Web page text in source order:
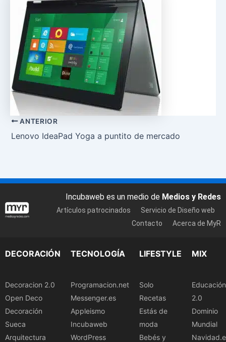
ANTERIOR
Lenovo IdeaPad Yoga a puntito de mercado
Incubaweb es un medio de Medios y Redes
Artículos patrocinados
Servicio de Diseño web
Contacto
Acerca de MyR
DECORACIÓN
Decoracion 2.0
Open Deco
Decoración
Sueca
Arquitectura
TECNOLOGÍA
Programacion.net
Messenger.es
Appleismo
Incubaweb
WordPress
LIFESTYLE
Solo
Recetas
Estás de
moda
Bebés y
MIX
Educación
2.0
Dominio
Mundial